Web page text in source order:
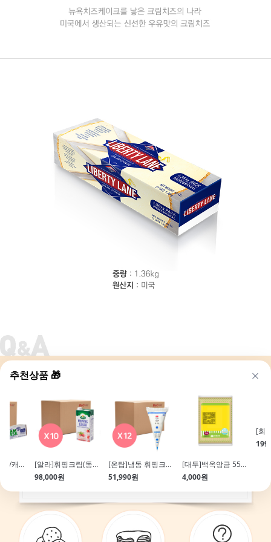
추천상품 🎁
[회원무상보냉\/캐스케이드]크림치즈(1.36kg*10개입)
[알라]휘핑크림(동물성\/무가당\/1L*10개입)
98,000원
[온탑]냉동 휘핑크림(340g*12개입\/휘핑완료)
51,990원
[대두]백옥앙금 55M(1kg\/백앙금)
4,000원